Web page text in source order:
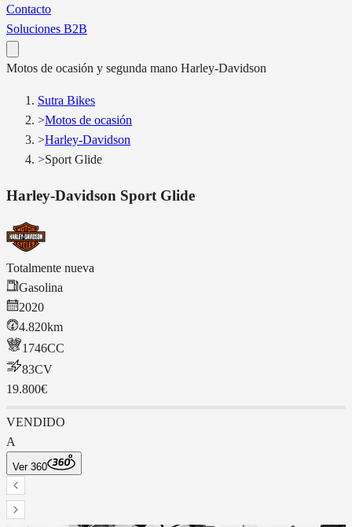
Contacto
Soluciones B2B
Motos de ocasión y segunda mano Harley-Davidson
Sutra Bikes
>Motos de ocasión
>Harley-Davidson
>Sport Glide
Harley-Davidson Sport Glide
Totalmente nueva
Gasolina
2020
4.820km
1746CC
83CV
19.800€
VENDIDO
A
Ver 360